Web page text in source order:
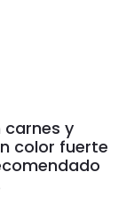
carnes y
color fuerte